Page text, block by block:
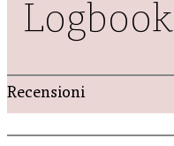
Logbook
Recensioni